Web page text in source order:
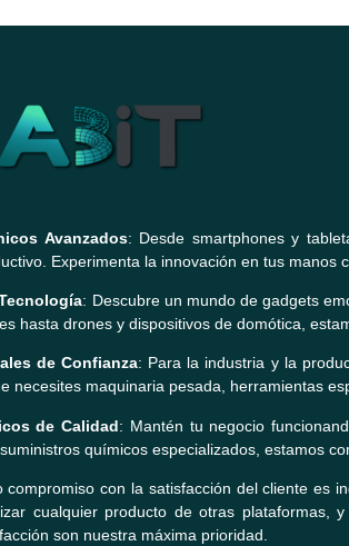
Avanzados: Desde smartphones y
Experimenta la innovación en tus manos
: Descubre un mundo de gadgets
hasta drones y dispositivos de domótica,
de Confianza: Para la industria y la
necesites maquinaria pesada, herramientas
de Calidad: Mantén tu negocio
químicos especializados, estamos
compromiso con la satisfacción del cliente es
cualquier producto de otras plataformas,
son nuestra máxima prioridad.